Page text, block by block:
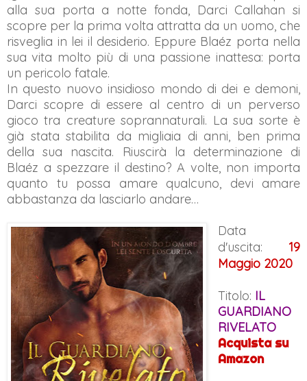
alla sua porta a notte fonda, Darci Callahan si
scopre per la prima volta attratta da un uomo, che
risveglia in lei il desiderio. Eppure Blaéz porta nella
sua vita molto più di una passione inattesa: porta
un pericolo fatale.
In questo nuovo insidioso mondo di dei e demoni,
Darci scopre di essere al centro di un perverso
gioco tra creature soprannaturali. La sua sorte è
già stata stabilita da migliaia di anni, ben prima
della sua nascita. Riuscirà la determinazione di
Blaéz a spezzare il destino? A volte, non importa
quanto tu possa amare qualcuno, devi amare
abbastanza da lasciarlo andare…
Data
d'uscita: 19
Maggio 2020
Titolo: IL
GUARDIANO
RIVELATO
Acquista su
Amazon